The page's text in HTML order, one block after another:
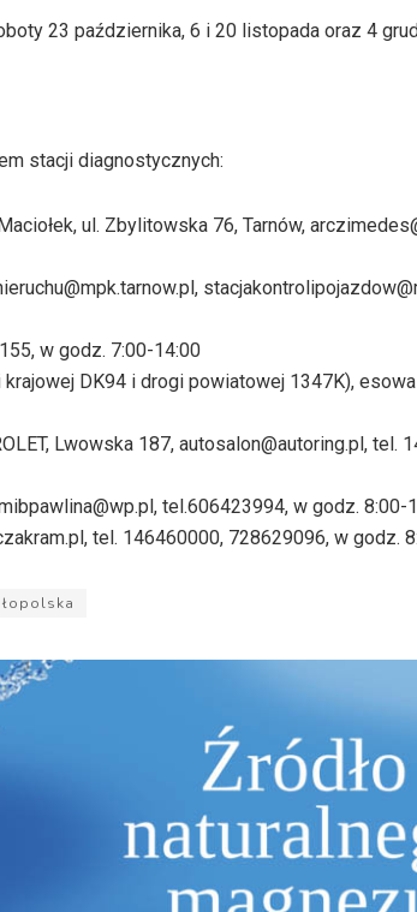
23 października, 6 i 20 listopada oraz 4
stacji diagnostycznych:
ul. Zbylitowska 76, Tarnów,
w godz. 7:00-14:00
DK94 i drogi powiatowej 1347K),
Lwowska 187, autosalon@autoring.pl, tel.
tel.606423994, w godz. 8:00-
tel. 146460000, 728629096, w godz.